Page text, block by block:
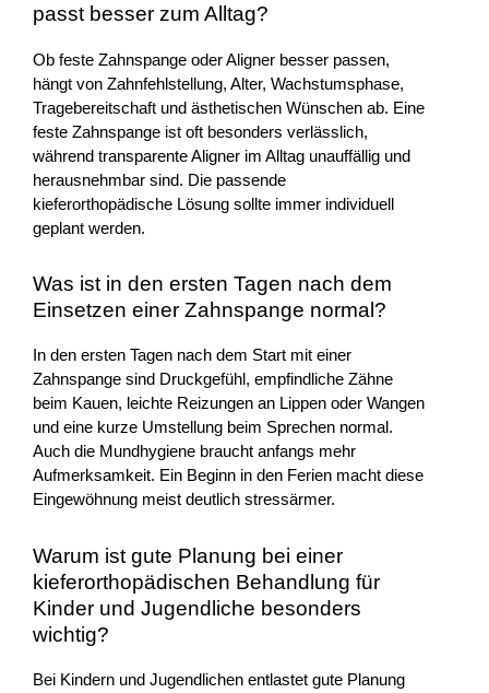
passt besser zum Alltag?
Ob feste Zahnspange oder Aligner besser passen,
hängt von Zahnfehlstellung, Alter, Wachstumsphase,
Tragebereitschaft und ästhetischen Wünschen ab. Eine
feste Zahnspange ist oft besonders verlässlich,
während transparente Aligner im Alltag unauffällig und
herausnehmbar sind. Die passende
kieferorthopädische Lösung sollte immer individuell
geplant werden.
Was ist in den ersten Tagen nach dem
Einsetzen einer Zahnspange normal?
In den ersten Tagen nach dem Start mit einer
Zahnspange sind Druckgefühl, empfindliche Zähne
beim Kauen, leichte Reizungen an Lippen oder Wangen
und eine kurze Umstellung beim Sprechen normal.
Auch die Mundhygiene braucht anfangs mehr
Aufmerksamkeit. Ein Beginn in den Ferien macht diese
Eingewöhnung meist deutlich stressärmer.
Warum ist gute Planung bei einer
kieferorthopädischen Behandlung für
Kinder und Jugendliche besonders
wichtig?
Bei Kindern und Jugendlichen entlastet gute Planung